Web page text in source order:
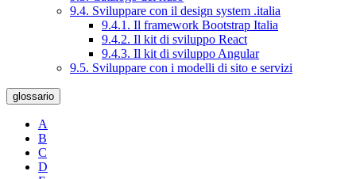
9.4. Sviluppare con il design system .italia
9.4.1. Il framework Bootstrap Italia
9.4.2. Il kit di sviluppo React
9.4.3. Il kit di sviluppo Angular
9.5. Sviluppare con i modelli di sito e servizi
glossario
A
B
C
D